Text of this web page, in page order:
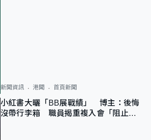
新聞資訊 港聞 首頁新聞
小紅書大曬「BB展戰績」 博主：後悔
沒帶行李箱 職員揭重複入會「阻止唔